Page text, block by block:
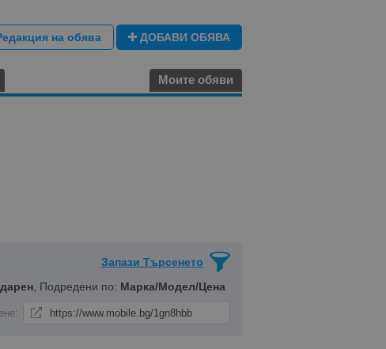
на обява ДОБАВИ ОБЯВА
Моите обяви
Запази Търсенето
, Подредени по: Марка/Модел/Цена